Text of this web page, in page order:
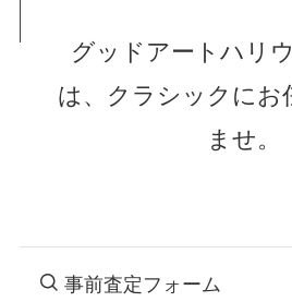
グッドアートハリ
は、クラシックにお
ませ。
事前査定フォーム